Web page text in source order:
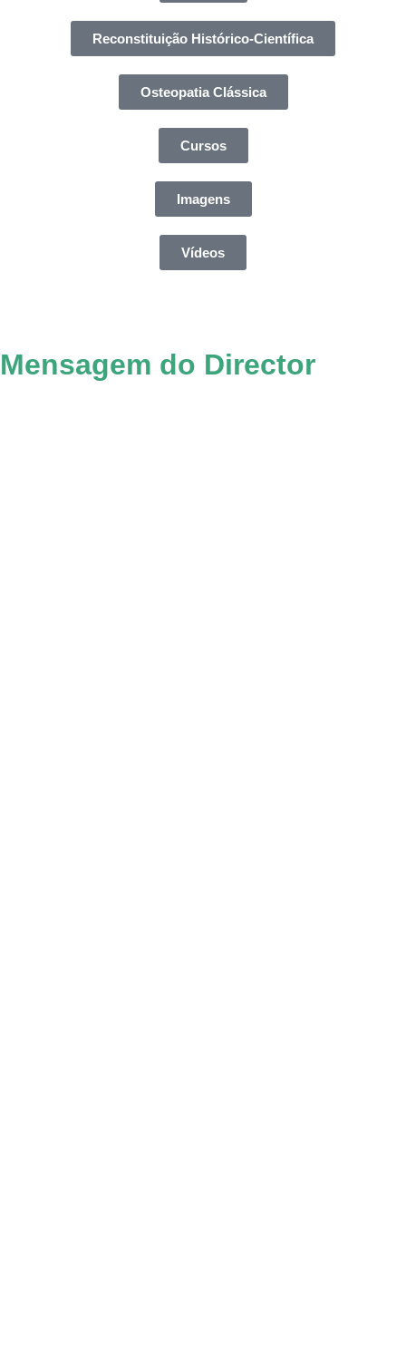
Reconstituição Histórico-Científica
Osteopatia Clássica
Cursos
Imagens
Vídeos
Mensagem do Director